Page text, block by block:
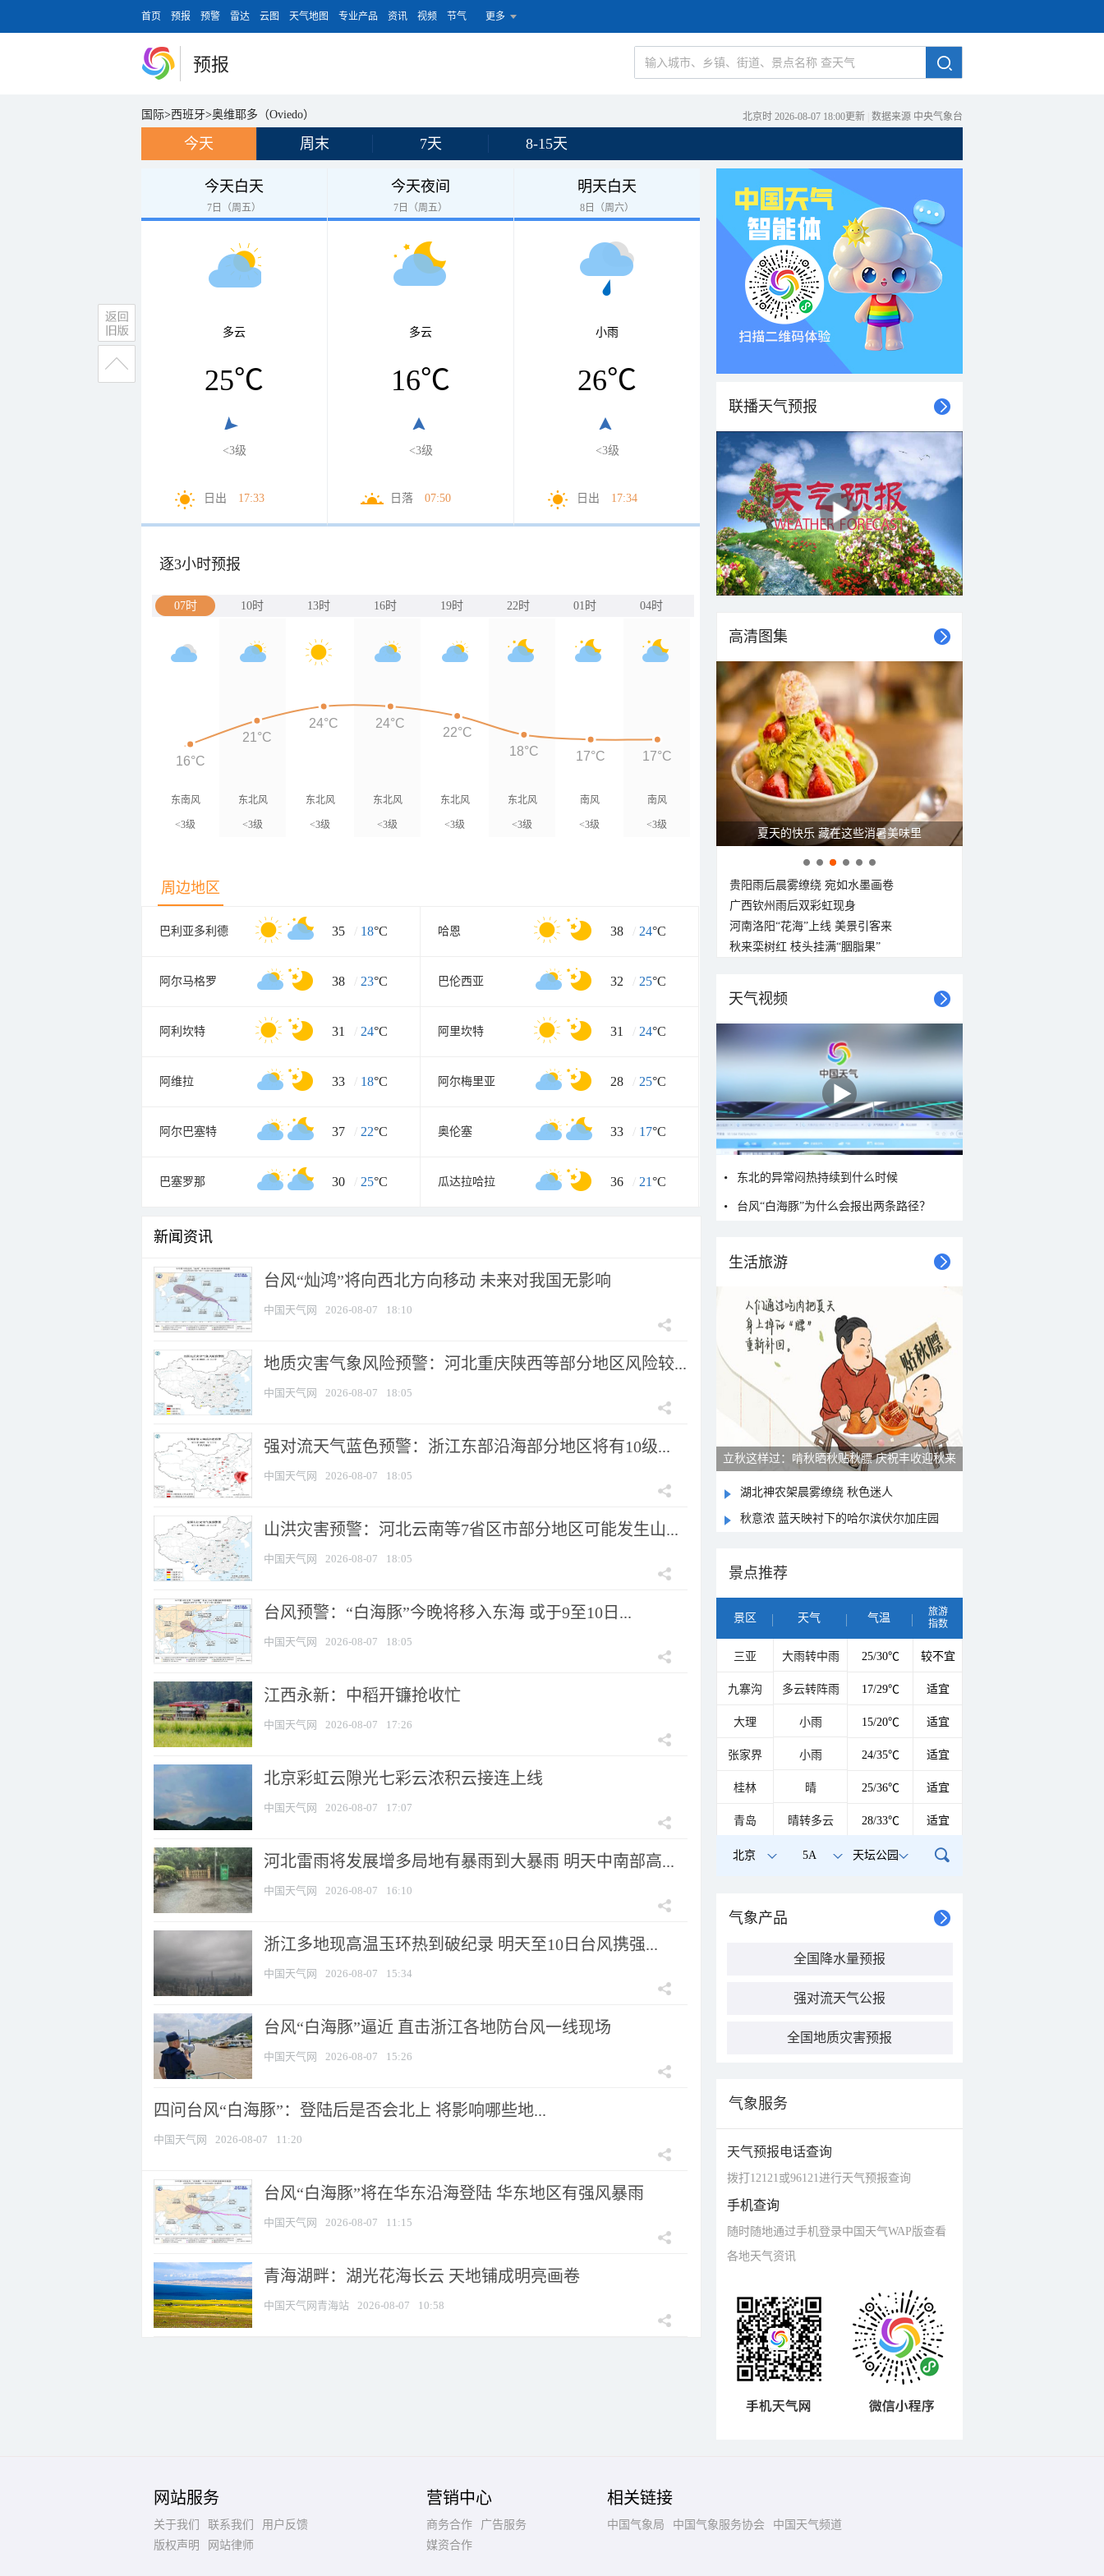
首页 预报 预警 雷达 云图 天气地图 专业产品 资讯 视频 节气 更多
预报
国际>西班牙>奥维耶多（Oviedo） 北京时 2026-08-07 18:00更新 数据来源 中央气象台
今天 周末 7天 8-15天
今天白天
7日（周五）
多云
25℃
<3级
日出 17:33
今天夜间
7日（周五）
多云
16℃
<3级
日落 07:50
明天白天
8日（周六）
小雨
26℃
<3级
日出 17:34
逐3小时预报
07时 10时 13时 16时 19时 22时 01时 04时
东南风
<3级
东北风
<3级
东北风
<3级
东北风
<3级
东北风
<3级
东北风
<3级
南风
<3级
南风
<3级
16°C
21°C
24°C 24°C
22°C
18°C
17°C 17°C
周边地区
巴利亚多利德 35 / 18°C 哈恩 38 / 24°C
阿尔马格罗 38 / 23°C 巴伦西亚 32 / 25°C
阿利坎特 31 / 24°C 阿里坎特 31 / 24°C
阿维拉 33 / 18°C 阿尔梅里亚 28 / 25°C
阿尔巴塞特 37 / 22°C 奥伦塞 33 / 17°C
巴塞罗那 30 / 25°C 瓜达拉哈拉 36 / 21°C
新闻资讯
台风“灿鸿”将向西北方向移动 未来对我国无影响
中国天气网 2026-08-07 18:10
地质灾害气象风险预警：河北重庆陕西等部分地区风险较...
中国天气网 2026-08-07 18:05
强对流天气蓝色预警：浙江东部沿海部分地区将有10级...
中国天气网 2026-08-07 18:05
山洪灾害预警：河北云南等7省区市部分地区可能发生山...
中国天气网 2026-08-07 18:05
台风预警：“白海豚”今晚将移入东海 或于9至10日...
中国天气网 2026-08-07 18:05
江西永新：中稻开镰抢收忙
中国天气网 2026-08-07 17:26
北京彩虹云隙光七彩云浓积云接连上线
中国天气网 2026-08-07 17:07
河北雷雨将发展增多局地有暴雨到大暴雨 明天中南部高...
中国天气网 2026-08-07 16:10
浙江多地现高温玉环热到破纪录 明天至10日台风携强...
中国天气网 2026-08-07 15:34
台风“白海豚”逼近 直击浙江各地防台风一线现场
中国天气网 2026-08-07 15:26
四问台风“白海豚”：登陆后是否会北上 将影响哪些地...
中国天气网 2026-08-07 11:20
台风“白海豚”将在华东沿海登陆 华东地区有强风暴雨
中国天气网 2026-08-07 11:15
青海湖畔：湖光花海长云 天地铺成明亮画卷
中国天气网青海站 2026-08-07 10:58
联播天气预报
高清图集
夏天的快乐 藏在这些消暑美味里
贵阳雨后晨雾缭绕 宛如水墨画卷
广西钦州雨后双彩虹现身
河南洛阳“花海”上线 美景引客来
秋来栾树红 枝头挂满“胭脂果”
天气视频
东北的异常闷热持续到什么时候
台风“白海豚”为什么会报出两条路径？
生活旅游
立秋这样过：啃秋晒秋贴秋膘 庆祝丰收迎秋来
湖北神农架晨雾缭绕 秋色迷人
秋意浓 蓝天映衬下的哈尔滨伏尔加庄园
景点推荐
景区 天气 气温
旅游
指数
三亚 大雨转中雨 25/30℃ 较不宜
九寨沟 多云转阵雨 17/29℃ 适宜
大理 小雨 15/20℃ 适宜
张家界 小雨 24/35℃ 适宜
桂林 晴 25/36℃ 适宜
青岛 晴转多云 28/33℃ 适宜
北京 5A 天坛公园
气象产品
全国降水量预报
强对流天气公报
全国地质灾害预报
气象服务
天气预报电话查询
拨打12121或96121进行天气预报查询
手机查询
随时随地通过手机登录中国天气WAP版查看
各地天气资讯
网站服务
关于我们 联系我们
用户反馈
版权声明
网站律师
营销中心
商务合作
广告服务
媒资合作
相关链接
中国气象局 中国气象服务协会 中国天气频道